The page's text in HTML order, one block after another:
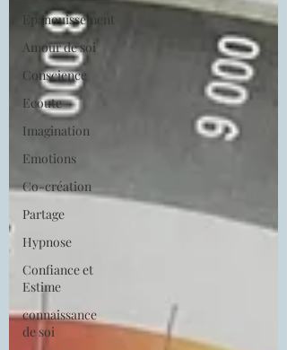
Epanouissement
Amour de soi
Conscience
Ecoute
Imagination
Emotions
Co-création
Partage
Hypnose
Confiance et
Estime
connaissance
de soi